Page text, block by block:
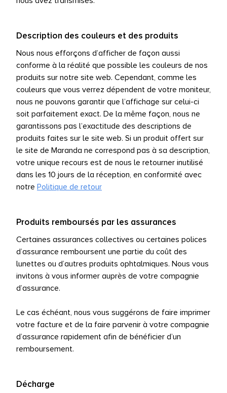
Description des couleurs et des produits
Nous nous efforçons d’afficher de façon aussi
conforme à la réalité que possible les couleurs de nos
produits sur notre site web. Cependant, comme les
couleurs que vous verrez dépendent de votre moniteur,
nous ne pouvons garantir que l’affichage sur celui-ci
soit parfaitement exact. De la même façon, nous ne
garantissons pas l’exactitude des descriptions de
produits faites sur le site web. Si un produit offert sur
le site de Maranda ne correspond pas à sa description,
votre unique recours est de nous le retourner inutilisé
dans les 10 jours de la réception, en conformité avec
notre Politique de retour
Produits remboursés par les assurances
Certaines assurances collectives ou certaines polices
d’assurance remboursent une partie du coût des
lunettes ou d’autres produits ophtalmiques. Nous vous
invitons à vous informer auprès de votre compagnie
d’assurance.
Le cas échéant, nous vous suggérons de faire imprimer
votre facture et de la faire parvenir à votre compagnie
d’assurance rapidement afin de bénéficier d’un
remboursement.
Décharge